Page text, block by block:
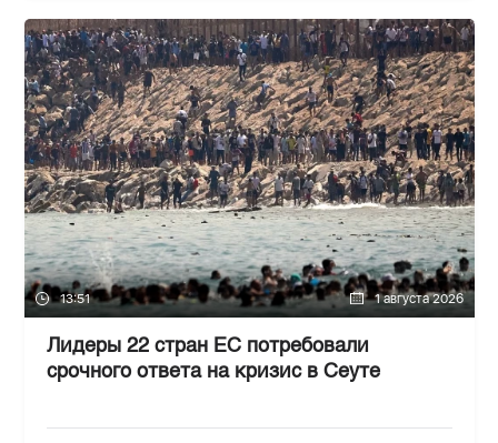
13:51 1 августа 2026
Лидеры 22 стран ЕС потребовали
срочного ответа на кризис в Сеуте